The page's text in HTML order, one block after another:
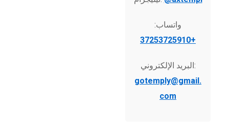
واتساب:
+37253725910
البريد الإلكتروني:
gotemply@gmail.
com